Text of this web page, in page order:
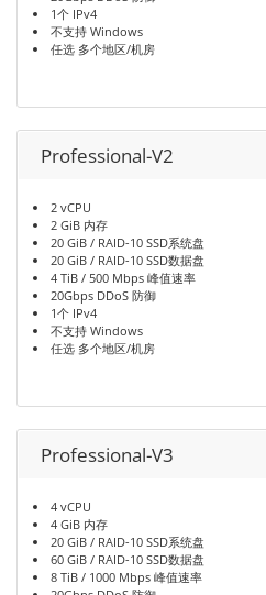
1个 IPv4
不支持 Windows
任选 多个地区/机房
Professional-V2
2 vCPU
2 GiB 内存
20 GiB / RAID-10 SSD系统盘
20 GiB / RAID-10 SSD数据盘
4 TiB / 500 Mbps 峰值速率
20Gbps DDoS 防御
1个 IPv4
不支持 Windows
任选 多个地区/机房
Professional-V3
4 vCPU
4 GiB 内存
20 GiB / RAID-10 SSD系统盘
60 GiB / RAID-10 SSD数据盘
8 TiB / 1000 Mbps 峰值速率